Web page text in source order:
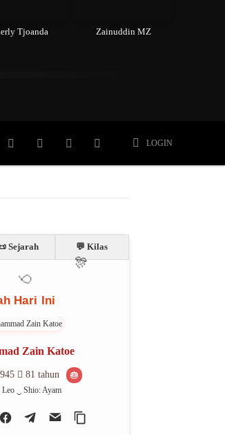
Tjoanda Zainuddin MZ
LOGIN
Sejarah 💬 Kilas
🎈
Hari Ini
Zain Katoe
81 tahun 🎂
Leo ‿ Shio: Ayam